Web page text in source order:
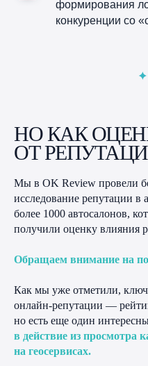
формирования
конкуренции со
НО КАК
ОТ
Мы в OK Review провели
исследование репутации в
более 1000 автосалонов,
получили оценку влияния
Обращаем внимание на
Как мы уже отметили,
онлайн-репутации —
но есть еще один
в действие из просмотра
на геосервисах.